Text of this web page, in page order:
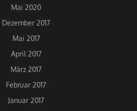
Mai 2020
Dezember 2017
Mai 2017
April 2017
März 2017
Februar 2017
Januar 2017